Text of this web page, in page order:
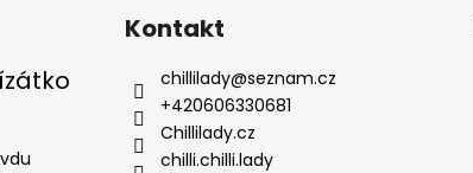
je 5 z 5 hvězdiček.
Kontakt
chillilady@seznam.cz
+420606330681
Chillilady.cz
chilli.chilli.lady